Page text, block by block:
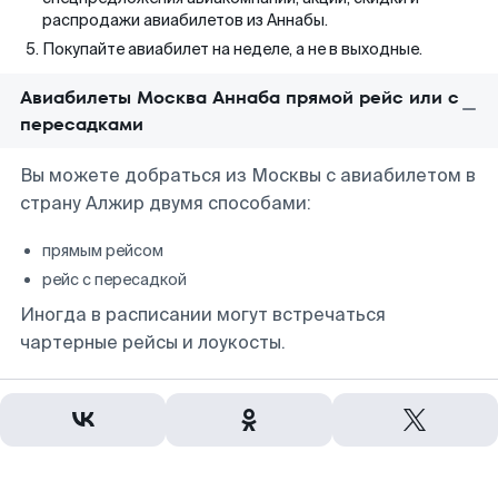
распродажи авиабилетов из Аннабы.
Покупайте авиабилет на неделе, а не в выходные.
Авиабилеты Москва Аннаба прямой рейс или с
пересадками
Вы можете добраться из Москвы с авиабилетом в
страну Алжир двумя способами:
прямым рейсом
рейс с пересадкой
Иногда в расписании могут встречаться
чартерные рейсы и лоукосты.